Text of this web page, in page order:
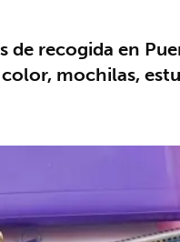
recogida en
mochilas,